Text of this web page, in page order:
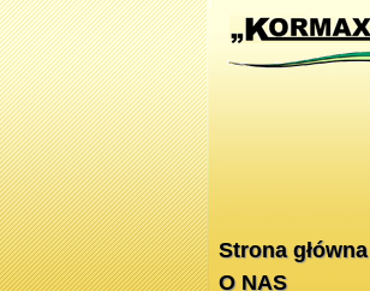
Strona główna
O NAS